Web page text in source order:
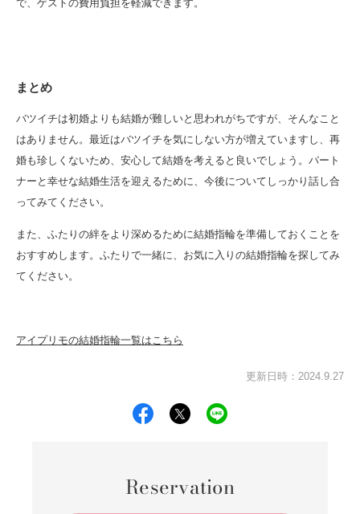
で、ゲストの費用負担を軽減できます。
まとめ
バツイチは初婚よりも結婚が難しいと思われがちですが、そんなこと
はありません。最近はバツイチを気にしない方が増えていますし、再
婚も珍しくないため、安心して結婚を考えると良いでしょう。パート
ナーと幸せな結婚生活を迎えるために、今後についてしっかり話し合
ってみてください。
また、ふたりの絆をより深めるために結婚指輪を準備しておくことを
おすすめします。ふたりで一緒に、お気に入りの結婚指輪を探してみ
てください。
アイプリモの結婚指輪一覧はこちら
更新日時：2024.9.27
Reservation